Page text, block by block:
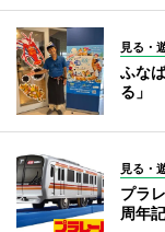
見る・
ふな
る」
見る・
プラ
周年